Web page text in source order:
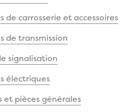
de carrosserie et accessoires
de transmission
signalisation
électriques
et pièces générales